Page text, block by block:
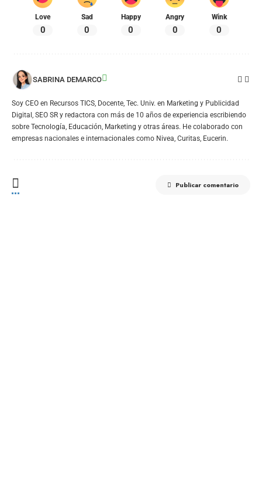
Love
0
Sad
0
Happy
0
Angry
0
Wink
0
SABRINA DEMARCO
Soy CEO en Recursos TICS, Docente, Tec. Univ. en Marketing y Publicidad
Digital, SEO SR y redactora con más de 10 años de experiencia escribiendo
sobre Tecnología, Educación, Marketing y otras áreas. He colaborado con
empresas nacionales e internacionales como Nivea, Curitas, Eucerin.
Publicar comentario